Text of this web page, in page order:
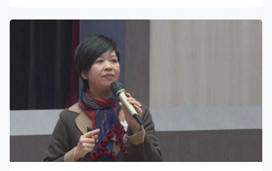
通過，並展開劏房單位登記程序，登記結束後會視乎公屋
供應情況決定執法時間表。她又說隨着公屋、簡約公屋單
位陸續落成，更多合資格住戶「上樓」，劏房需求下降，
租金上漲幅度有限。